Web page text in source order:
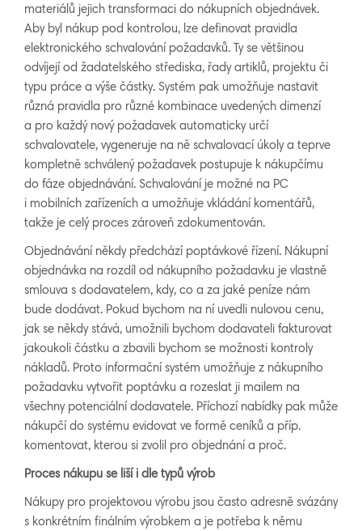
materiálů jejich transformaci do nákupních objednávek.
Aby byl nákup pod kontrolou, lze definovat pravidla
elektronického schvalování požadavků. Ty se většinou
odvíjejí od žadatelského střediska, řady artiklů, projektu či
typu práce a výše částky. Systém pak umožňuje nastavit
různá pravidla pro různé kombinace uvedených dimenzí
a pro každý nový požadavek automaticky určí
schvalovatele, vygeneruje na ně schvalovací úkoly a teprve
kompletně schválený požadavek postupuje k nákupčímu
do fáze objednávání. Schvalování je možné na PC
i mobilních zařízeních a umožňuje vkládání komentářů,
takže je celý proces zároveň zdokumentován.
Objednávání někdy předchází poptávkové řízení. Nákupní
objednávka na rozdíl od nákupního požadavku je vlastně
smlouva s dodavatelem, kdy, co a za jaké peníze nám
bude dodávat. Pokud bychom na ní uvedli nulovou cenu,
jak se někdy stává, umožnili bychom dodavateli fakturovat
jakoukoli částku a zbavili bychom se možnosti kontroly
nákladů. Proto informační systém umožňuje z nákupního
požadavku vytvořit poptávku a rozeslat ji mailem na
všechny potenciální dodavatele. Příchozí nabídky pak může
nákupčí do systému evidovat ve formě ceníků a příp.
komentovat, kterou si zvolil pro objednání a proč.
Proces nákupu se liší i dle typů výrob
Nákupy pro projektovou výrobu jsou často adresně svázány
s konkrétním finálním výrobkem a je potřeba k němu